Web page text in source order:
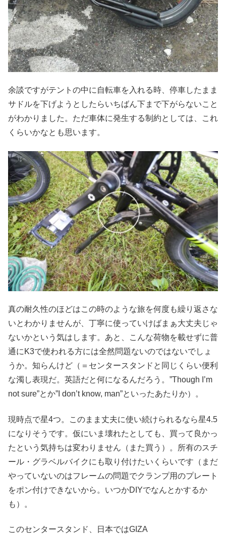
余談ですがテントの中に自転車を入れる時、停車したまま
サドルを下げようとしたらいちばん下まで下がらないこと
がわかりました。ただ車体に発生する制約としては、これ
くらいかなとも思います。
真の耐久性のほどはこの時のような旅を何度も繰り返さな
いとわかりませんが、丁寧に使っていけばまぁ大丈夫じゃ
ないかという気はします。あと、こんな荷物を載せずに普
通にK3で使われる方には全然問題ないのではないでしょ
うか。知らんけど（＝センタースタンドと同じくらい便利
な濁し表現だ。英語だと何になるんだろう。”Though I’m
not sure”とか”I don’t know, man”といったあたりか）。
現時点で星4つ。このまま丈夫に使い続けられるなら星4.5
になりそうです。仮にいま壊れたとしても、買って良かっ
たという気持ちは変わりません（また買う）。所有のスチ
ール・グラベルバイクにも取り付けたいくらいです（まだ
やっていないのはフレームの問題でクランプ用のプレート
をポン付けできないから。いつかDIYでなんとかするか
も）。
このセンタースタンド、日本ではGIZA